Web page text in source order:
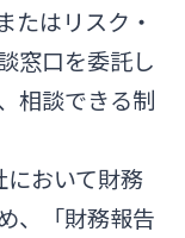
たはリスク・
窓口を委託し
相談できる制
において財務
、「財務報告